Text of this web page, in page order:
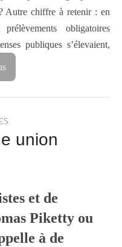
Autre chiffre à retenir : en
obligatoires
publiques s’élevaient,
union
et de
Piketty ou
à de